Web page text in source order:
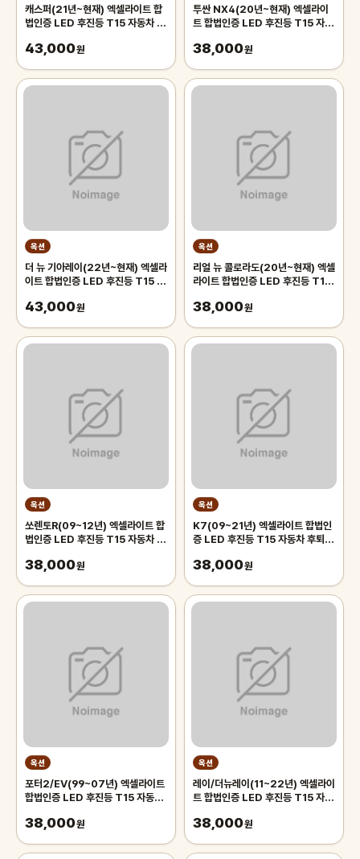
캐스퍼(21년~현재) 엑셀라이트 합
법인증 LED 후진등 T15 자동차 후
43,000원
투싼 NX4(20년~현재) 엑셀라이
트 합법인증 LED 후진등 T15 자동
38,000원
옥션
더 뉴 기아레이(22년~현재) 엑셀라
이트 합법인증 LED 후진등 T15 자
43,000원
옥션
리얼 뉴 콜로라도(20년~현재) 엑셀
라이트 합법인증 LED 후진등 T15
38,000원
옥션
쏘렌토R(09~12년) 엑셀라이트 합
법인증 LED 후진등 T15 자동차 후
38,000원
옥션
K7(09~21년) 엑셀라이트 합법인
증 LED 후진등 T15 자동차 후퇴등
38,000원
옥션
포터2/EV(99~07년) 엑셀라이트
합법인증 LED 후진등 T15 자동차
38,000원
옥션
레이/더뉴레이(11~22년) 엑셀라이
트 합법인증 LED 후진등 T15 자동
38,000원